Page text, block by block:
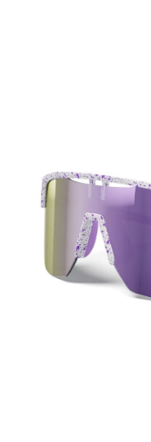
NAŠE SLUŽBY
NEZAŘAZENÉ
NOVÝ IMPORT